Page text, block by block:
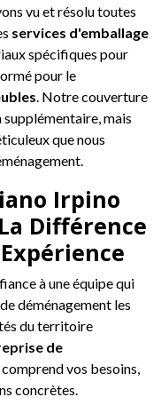
vu et résolu toutes
services d'emballage
spécifiques pour
pour le
. Notre couverture
mais
que nous
Irpino
Différence
à une équipe qui
déménagement les
du territoire
de
vos besoins,
concrètes.